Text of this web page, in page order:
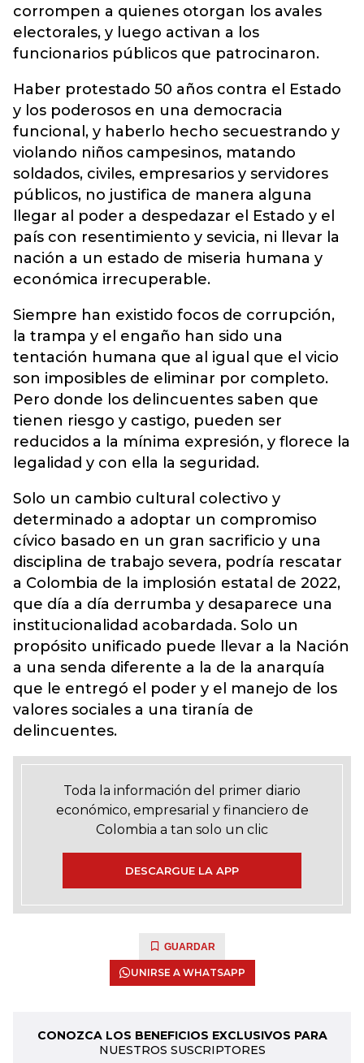
corrompen a quienes otorgan los avales
electorales, y luego activan a los
funcionarios públicos que patrocinaron.
Haber protestado 50 años contra el Estado
y los poderosos en una democracia
funcional, y haberlo hecho secuestrando y
violando niños campesinos, matando
soldados, civiles, empresarios y servidores
públicos, no justifica de manera alguna
llegar al poder a despedazar el Estado y el
país con resentimiento y sevicia, ni llevar la
nación a un estado de miseria humana y
económica irrecuperable.
Siempre han existido focos de corrupción,
la trampa y el engaño han sido una
tentación humana que al igual que el vicio
son imposibles de eliminar por completo.
Pero donde los delincuentes saben que
tienen riesgo y castigo, pueden ser
reducidos a la mínima expresión, y florece la
legalidad y con ella la seguridad.
Solo un cambio cultural colectivo y
determinado a adoptar un compromiso
cívico basado en un gran sacrificio y una
disciplina de trabajo severa, podría rescatar
a Colombia de la implosión estatal de 2022,
que día a día derrumba y desaparece una
institucionalidad acobardada. Solo un
propósito unificado puede llevar a la Nación
a una senda diferente a la de la anarquía
que le entregó el poder y el manejo de los
valores sociales a una tiranía de
delincuentes.
Toda la información del primer diario
económico, empresarial y financiero de
Colombia a tan solo un clic
DESCARGUE LA APP
GUARDAR
UNIRSE A WHATSAPP
CONOZCA LOS BENEFICIOS EXCLUSIVOS PARA
NUESTROS SUSCRIPTORES